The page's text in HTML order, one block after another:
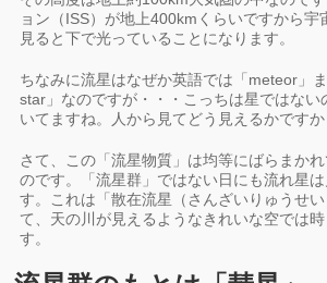
ョン（ISS）が地上400kmくらいですから宇
見ると下で光っていることになります。
ちなみに流星はなぜか英語では「meteor」
star」なのですが・・・こっちは星ではない
いてますね。人から見てどう見えるかですか
さて、この「流星物質」は均等にばらまか
のです。「流星群」ではない日にも流れ星
す。これは「散在流星（さんざいりゅうせ
て、天の川が見えるようなきれいな空では
す。